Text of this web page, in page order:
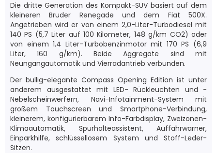
Die dritte Generation des Kompakt-SUV basiert auf dem
kleineren Bruder Renegade und dem Fiat 500X.
Angetrieben wird er von einem 2,0-Liter-Turbodiesel mit
140 PS (5,7 Liter auf 100 Kilometer, 148 g/km CO2) oder
von einem 1,4 Liter-Turbobenzinmotor mit 170 PS (6,9
Liter, 160 g/km). Beide Aggregate sind mit
Neungangautomatik und Vierradantrieb verbunden.
Der bullig-elegante Compass Opening Edition ist unter
anderem ausgestattet mit LED- Rückleuchten und -
Nebelscheinwerfern, Navi-Infotainment-System mit
großem Touchscreen und Smartphone-Verbindung,
kleinerem, konfigurierbarem Info-Farbdisplay, Zweizonen-
Klimaautomatik, Spurhalteassistent, Auffahrwarner,
Einparkhilfe, schlüssellosem System und Stoff-Leder-
Sitzen.